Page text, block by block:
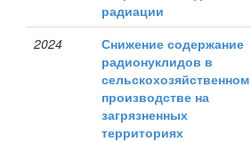
радиации
2024
Снижение содержание
радионуклидов в
сельскохозяйственном
производстве на
загрязненных
территориях